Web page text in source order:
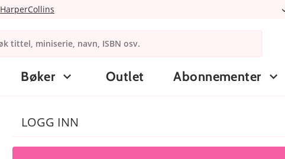
HarperCollins
Bøker Outlet Abonnementer
LOGG INN